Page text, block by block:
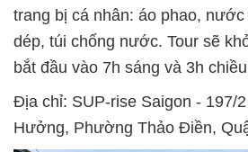
trang bị cá nhân: áo phao,
dép, túi chống nước. Tour sẽ
bắt đầu vào 7h sáng và 3h
Địa chỉ: SUP-rise Saigon - 197/
Hưởng, Phường Thảo Điền,